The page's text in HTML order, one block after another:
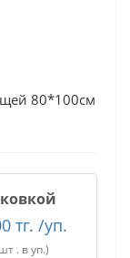
80*100см
тг. /уп.
. в уп.)